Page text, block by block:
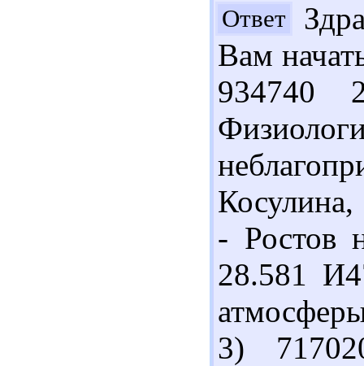
Ответ
Вам
934740
- Ростов
28.581
3)